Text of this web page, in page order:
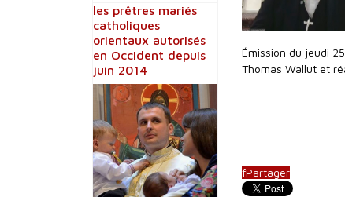
les prêtres mariés
catholiques
orientaux autorisés
en Occident depuis
juin 2014
Émission du jeudi
Thomas Wallut et
fPartager